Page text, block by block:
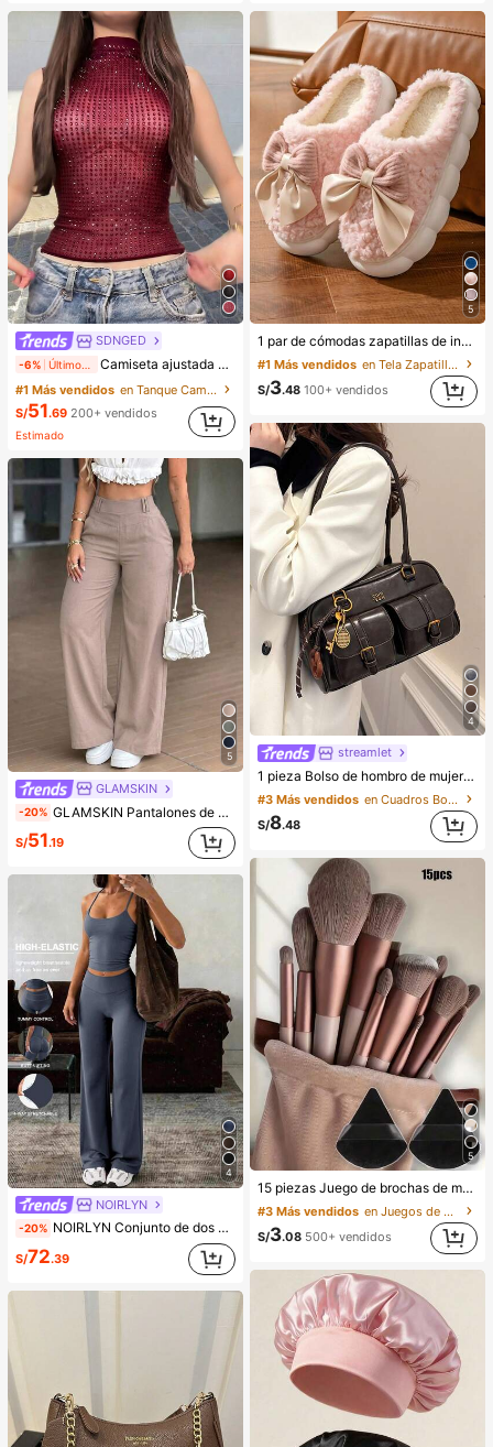
SDNGED
-6% Últimos 2 días Camiseta ajustada de mujer de unicolor, con malla de cristales, transparente y sexy, para uso casual en verano
#1 Más vendidos
en Tanque Camisetas sin mangas y camisetas sin man
S/51.69 200+ vendidos
Estimado
5
GLAMSKIN
-20% GLAMSKIN Pantalones de mujer básicos de cintura alta y pierna ancha para verano/otoño, pantalones de oficina de negocios casuales de unicolor, textura de lino con Bottom holgada, adecuados para la temporada de regreso a la escuela
S/51.19
4
NOIRLYN
-20% NOIRLYN Conjunto de dos piezas deportivo para mujer, top de tirantes sexy de verano con almohadilla para el pecho y pantalones rectos de cintura alta para la cadera, adecuado para yoga, gimnasio y elegante
S/72.39
5
1 par de cómodas zapatillas de invierno para mujer, con forro de peluche con lazo, suela gruesa antideslizante, zapatos de interior cálidos y acogedores (el color del lazo y de la zapatilla puede variar según el lote), adecuados para el calor del hogar en invierno, regalo ideal para cumpleaños, Año Nuevo y San Valentín, zapato, selecciones de primavera y verano, regalos para damas de honor, habitación, playa, viaje, para hombres, para mujeres, vacaciones, Día de la Mujer, recuerdos de boda, Y2k, dormitorio, mujeres, cosas lindas, regalo del Día de la Madre, jardín, verano, playa, decoración de la habitación, esponjoso, graduación, estante para zapatos, ahorrador de almacenamiento, ceremonia de graduación, felicitaciones graduado, fiesta de graduación
#1 Más vendidos
en Tela Zapatillas de casa
S/3.48 100+ vendidos
4
streamlet
1 pieza Bolso de hombro de mujer de unicolor retro de piel de PU con múltiples bolsillos, gran capacidad, viene con un accesorio colgante desmontable (el accesorio colgante puede variar ligeramente)
#3 Más vendidos
en Cuadros Bolsos De Hombro De Mujer
S/8.48
5
15 piezas Juego de brochas de maquillaje, incluye 2 esponjas de maquillaje triangulares negras, suaves y pegajosas para polvos sueltos; también 13 piezas de brochas de maquillaje para colorete, lápiz labial líquido, lápiz labial, corrector, base de maquillaje, primer, cosméticos de marca, polvos sueltos, iluminador, contorno, fijador, sombra de ojos, colorete, maquillaje coreano, etc. Adecuado como regalo para niñas y mujeres.
#3 Más vendidos
en Juegos de brochas de maquillaje Juegos De Pince
S/3.08 500+ vendidos